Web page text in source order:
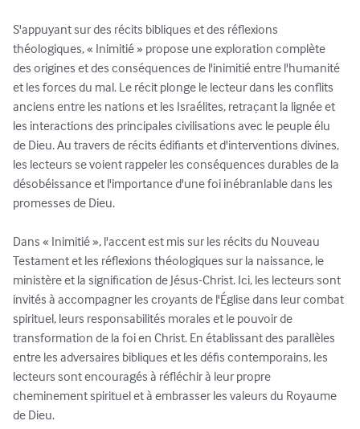
S'appuyant sur des récits bibliques et des réflexions
théologiques, « Inimitié » propose une exploration complète
des origines et des conséquences de l'inimitié entre l'humanité
et les forces du mal. Le récit plonge le lecteur dans les conflits
anciens entre les nations et les Israélites, retraçant la lignée et
les interactions des principales civilisations avec le peuple élu
de Dieu. Au travers de récits édifiants et d'interventions divines,
les lecteurs se voient rappeler les conséquences durables de la
désobéissance et l'importance d'une foi inébranlable dans les
promesses de Dieu.
Dans « Inimitié », l'accent est mis sur les récits du Nouveau
Testament et les réflexions théologiques sur la naissance, le
ministère et la signification de Jésus-Christ. Ici, les lecteurs sont
invités à accompagner les croyants de l'Église dans leur combat
spirituel, leurs responsabilités morales et le pouvoir de
transformation de la foi en Christ. En établissant des parallèles
entre les adversaires bibliques et les défis contemporains, les
lecteurs sont encouragés à réfléchir à leur propre
cheminement spirituel et à embrasser les valeurs du Royaume
de Dieu.